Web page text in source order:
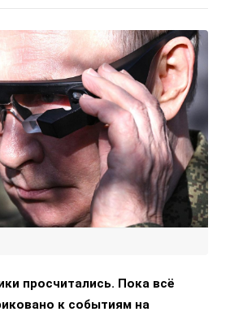
просчитались. Пока всё
к событиям на